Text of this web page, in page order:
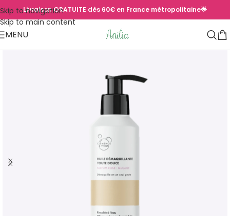
Skip to navigation
Skip to main content
Livraison GRATUITE dès 60€ en France métropolitaine🌟
MENU